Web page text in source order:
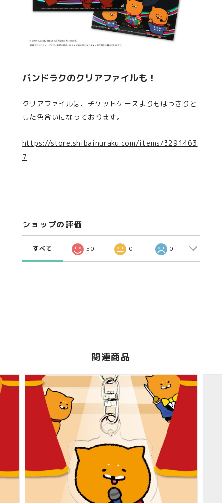
バンドラクのクリアファイルも！
クリアファイルは、チケットケースよりもはっきりと
した色合いになっております。
https://store.shibainuraku.com/items/3291463
7
ショップの評価
すべて 50 0 0
関連商品